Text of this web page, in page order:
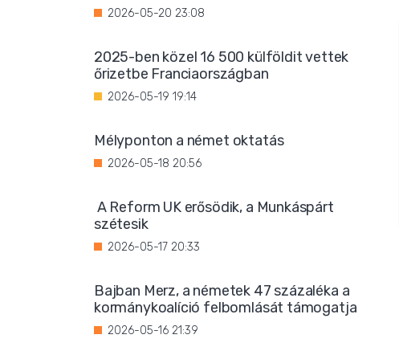
2026-05-20 23:08
2025-ben közel 16 500 külföldit vettek
őrizetbe Franciaországban
2026-05-19 19:14
Mélyponton a német oktatás
2026-05-18 20:56
A Reform UK erősödik, a Munkáspárt
szétesik
2026-05-17 20:33
Bajban Merz, a németek 47 százaléka a
kormánykoalíció felbomlását támogatja
2026-05-16 21:39